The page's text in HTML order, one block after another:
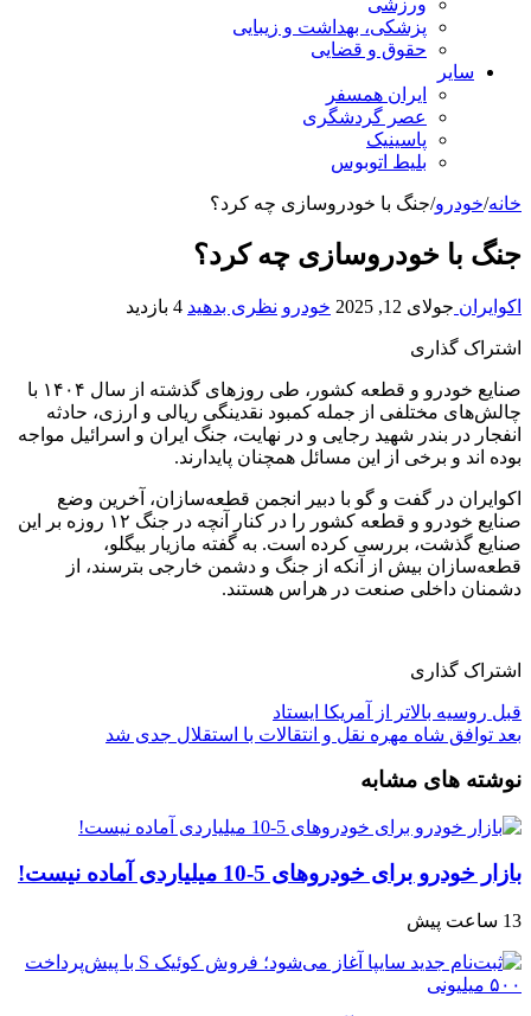
پزشکی، بهداشت و زیبایی
حقوق و قضایی
سایر
ایران همسفر
عصر گردشگری
پاسینیک
بلیط اتوبوس
خانه/خودرو/جنگ با خودروسازی چه کرد؟
جنگ با خودروسازی چه کرد؟
اکوایران جولای 12, 2025 خودرو نظری بدهید 4 بازدید
اشتراک گذاری
صنایع خودرو و قطعه کشور، طی روزهای گذشته از سال ۱۴۰۴ با
چالش‌های مختلفی از جمله کمبود نقدینگی ریالی و ارزی، حادثه
انفجار در بندر شهید رجایی و در نهایت، جنگ ایران و اسرائیل مواجه
بوده اند و برخی از این مسائل همچنان پایدارند.
اکوایران در گفت و گو با دبیر انجمن قطعه‌سازان، آخرین وضع
صنایع خودرو و قطعه کشور را در کنار آنچه در جنگ ۱۲ روزه بر این
صنایع گذشت، بررسی کرده است. به گفته مازیار بیگلو،
قطعه‌سازان بیش از آنکه از جنگ و دشمن خارجی بترسند، از
دشمنان داخلی صنعت در هراس هستند.
اشتراک گذاری
قبل روسیه بالاتر از آمریکا ایستاد
بعد توافق شاه مهره نقل و انتقالات با استقلال جدی شد
نوشته های مشابه
بازار خودرو برای خودروهای 5-10 میلیاردی آماده نیست!
13 ساعت پیش